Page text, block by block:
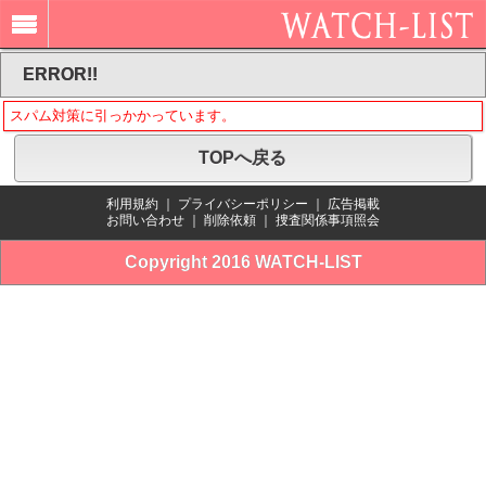
ERROR!!
スパム対策に引っかかっています。
TOPへ戻る
利用規約 プライバシーポリシー
広告掲載
お問い合わせ
削除依頼 捜査関係事項照会
Copyright 2016 WATCH-LIST